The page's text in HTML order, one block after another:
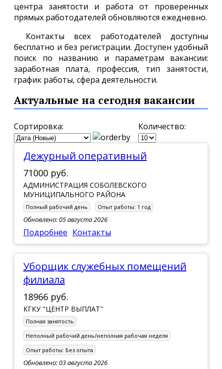
центра занятости и работа от проверенных
прямых работодателей обновляются ежедневно.
Контакты всех работодателей доступны
бесплатно и без регистрации. Доступен удобный
поиск по названию и параметрам вакансии:
заработная плата, профессия, тип занятости,
график работы, сфера деятельности.
Актуальные на сегодня вакансии
Сортировка: Количество:
Дежурный оперативный
71000 руб.
АДМИНИСТРАЦИЯ СОБОЛЕВСКОГО
МУНИЦИПАЛЬНОГО РАЙОНА
Полный рабочий день Опыт работы: 1 год
Обновлено: 05 августа 2026
Подробнее Контакты
Уборщик служебных помещений
филиала
18966 руб.
КГКУ "ЦЕНТР ВЫПЛАТ"
Полная занятость
Неполный рабочий день/неполная рабочая неделя
Опыт работы: Без опыта
Обновлено: 03 августа 2026